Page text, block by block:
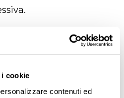
cookie
contenuti ed
nel